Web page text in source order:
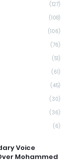
(127)
(108)
(106)
(76)
(51)
(61)
(45)
(30)
(36)
(6)
Voice
Mohammed